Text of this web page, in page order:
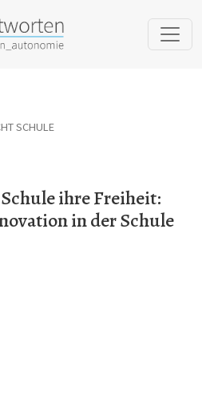
SCHULE
ihre Freiheit:
in der Schule